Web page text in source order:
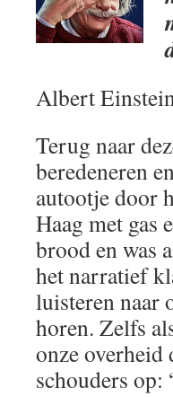
Albert
Terug naar
beredeneren
autootje door
Haag met gas
brood en was
het narratief
luisteren naar
horen. Zelfs
onze overheid
schouders op: